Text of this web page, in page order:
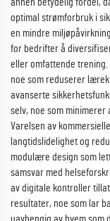
annen betydelig fordel,
optimal strømforbruk i
en mindre
for bedrifter å
eller omfattende
noe som reduserer
avanserte
selv, noe som
Varelsen av
langtidslidelighet og
modulære design som
samsvar med
av digitale kontroller
resultater, noe som lar